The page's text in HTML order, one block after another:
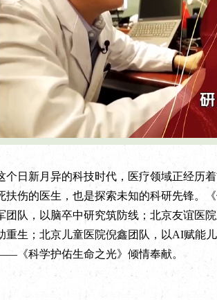
n
m
o
a
:
6
9
.
6
%
新月异的科技时代，医疗领域正经历着
扶伤的医生，也是探索未知的科研先锋。
团队，以脑卒中研究筑防线；北京友谊医
重生；北京儿童医院倪鑫团队，以AI赋能
《科学护佑生命之光》倾情奉献。